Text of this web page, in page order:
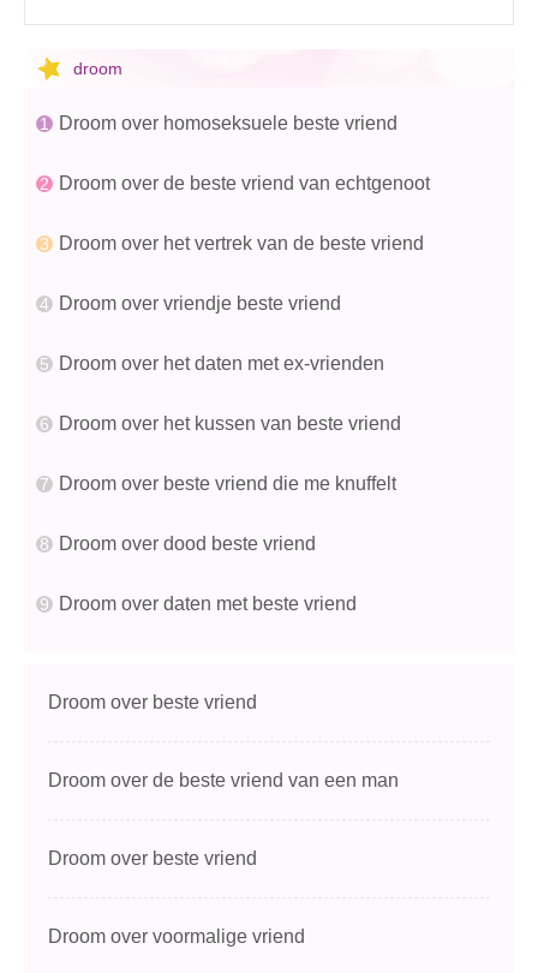
droom
Droom over homoseksuele beste vriend
Droom over de beste vriend van echtgenoot
Droom over het vertrek van de beste vriend
Droom over vriendje beste vriend
Droom over het daten met ex-vrienden
Droom over het kussen van beste vriend
Droom over beste vriend die me knuffelt
Droom over dood beste vriend
Droom over daten met beste vriend
Droom over beste vriend
Droom over de beste vriend van een man
Droom over beste vriend
Droom over voormalige vriend